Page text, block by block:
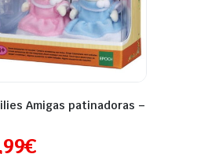
Amigas patinadoras –
€